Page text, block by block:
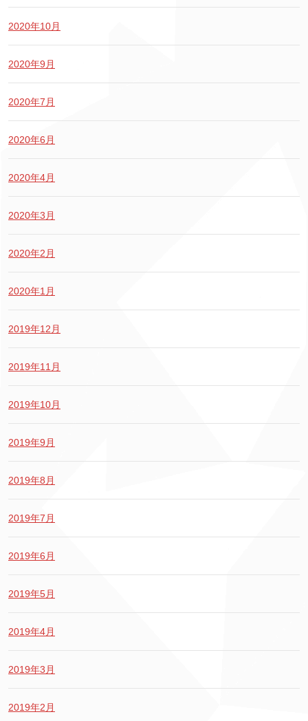
2020年10月
2020年9月
2020年7月
2020年6月
2020年4月
2020年3月
2020年2月
2020年1月
2019年12月
2019年11月
2019年10月
2019年9月
2019年8月
2019年7月
2019年6月
2019年5月
2019年4月
2019年3月
2019年2月